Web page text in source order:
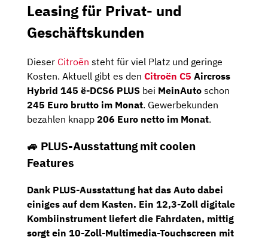
Leasing für Privat- und
Geschäftskunden
Dieser Citroën steht für viel Platz und geringe
Kosten. Aktuell gibt es den Citroën C5 Aircross
Hybrid 145 ë-DCS6 PLUS bei MeinAuto schon
245 Euro brutto im Monat. Gewerbekunden
bezahlen knapp 206 Euro netto im Monat.
🚙 PLUS-Ausstattung mit coolen
Features
Dank PLUS-Ausstattung hat das Auto dabei
einiges auf dem Kasten. Ein 12,3-Zoll digitale
Kombiinstrument liefert die Fahrdaten, mittig
sorgt ein 10-Zoll-Multimedia-Touchscreen mit